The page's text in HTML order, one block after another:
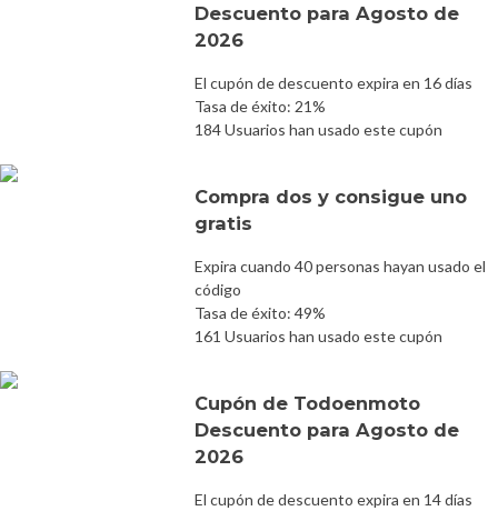
Descuento para Agosto de
2026
El cupón de descuento expira en 16 días
Tasa de éxito: 21%
184 Usuarios han usado este cupón
Compra dos y consigue uno
gratis
Expira cuando 40 personas hayan usado el
código
Tasa de éxito: 49%
161 Usuarios han usado este cupón
Cupón de Todoenmoto
Descuento para Agosto de
2026
El cupón de descuento expira en 14 días